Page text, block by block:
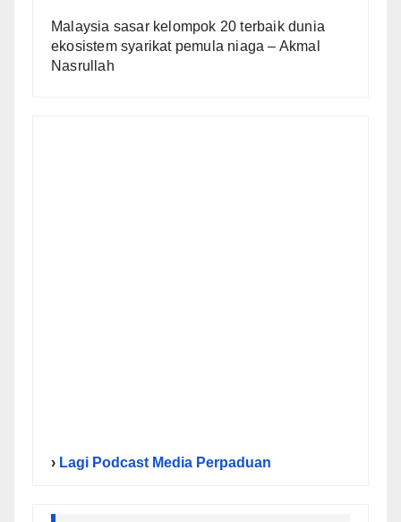
Malaysia sasar kelompok 20 terbaik dunia
ekosistem syarikat pemula niaga – Akmal
Nasrullah
› Lagi Podcast Media Perpaduan